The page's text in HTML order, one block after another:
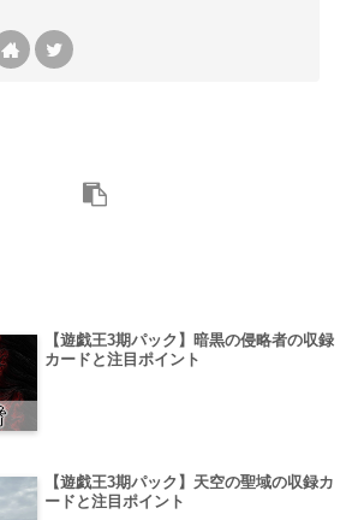
【遊戯王3期パック】暗黒の侵略者の収録
カードと注目ポイント
【遊戯王3期パック】天空の聖域の収録カ
ードと注目ポイント